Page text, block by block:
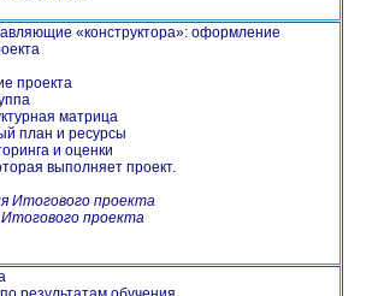
«конструктора»: оформление
проекта
матрица
план и ресурсы
и оценки
выполняет проект.
Итогового проекта
проекта